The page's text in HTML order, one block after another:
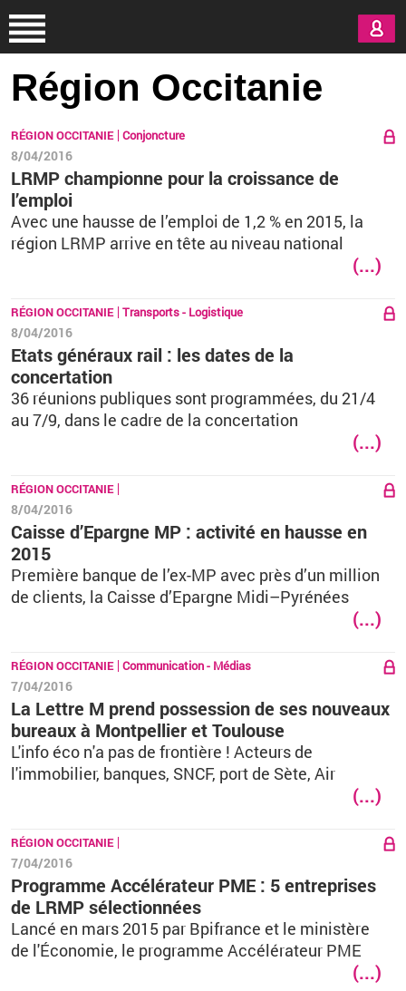
Région Occitanie
RÉGION OCCITANIE Conjoncture
8/04/2016
LRMP championne pour la croissance de
l’emploi
Avec une hausse de l’emploi de 1,2 % en 2015, la
région LRMP arrive en tête au niveau national
(...)
RÉGION OCCITANIE Transports - Logistique
8/04/2016
Etats généraux rail : les dates de la
concertation
36 réunions publiques sont programmées, du 21/4
au 7/9, dans le cadre de la concertation
(...)
RÉGION OCCITANIE
8/04/2016
Caisse d’Epargne MP : activité en hausse en
2015
Première banque de l’ex-MP avec près d’un million
de clients, la Caisse d’Epargne Midi–Pyrénées
(...)
RÉGION OCCITANIE Communication - Médias
7/04/2016
La Lettre M prend possession de ses nouveaux
bureaux à Montpellier et Toulouse
L'info éco n'a pas de frontière ! Acteurs de
l'immobilier, banques, SNCF, port de Sète, Air
(...)
RÉGION OCCITANIE
7/04/2016
Programme Accélérateur PME : 5 entreprises
de LRMP sélectionnées
Lancé en mars 2015 par Bpifrance et le ministère
de l'Économie, le programme Accélérateur PME
(...)